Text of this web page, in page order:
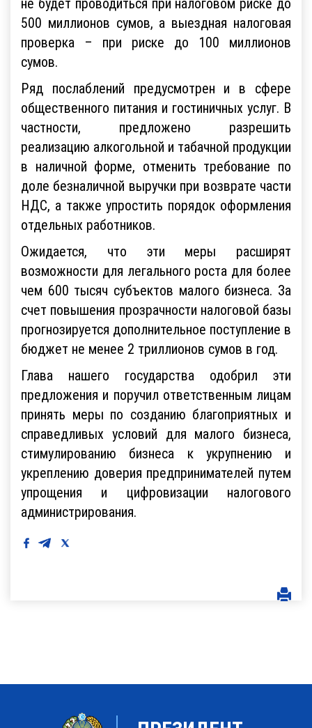
500 миллионов сумов, а выездная налоговая
проверка – при риске до 100 миллионов
сумов.
Ряд послаблений предусмотрен и в сфере
общественного питания и гостиничных услуг. В
частности, предложено разрешить
реализацию алкогольной и табачной продукции
в наличной форме, отменить требование по
доле безналичной выручки при возврате части
НДС, а также упростить порядок оформления
отдельных работников.
Ожидается, что эти меры расширят
возможности для легального роста для более
чем 600 тысяч субъектов малого бизнеса. За
счет повышения прозрачности налоговой базы
прогнозируется дополнительное поступление в
бюджет не менее 2 триллионов сумов в год.
Глава нашего государства одобрил эти
предложения и поручил ответственным лицам
принять меры по созданию благоприятных и
справедливых условий для малого бизнеса,
стимулированию бизнеса к укрупнению и
укреплению доверия предпринимателей путем
упрощения и цифровизации налогового
администрирования.